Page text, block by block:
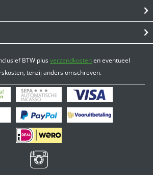
BTW plusverzendkostenen eventueel
tenzij anders omschreven.